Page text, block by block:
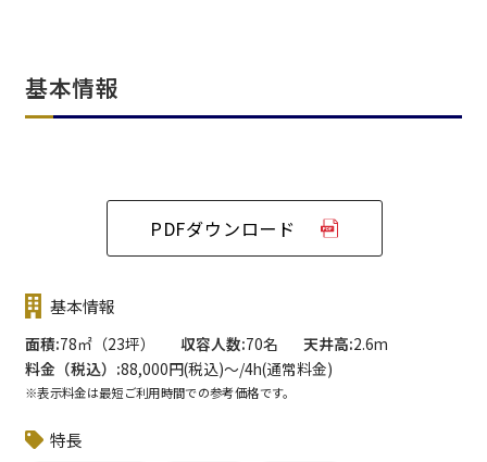
基本情報
PDFダウンロード
基本情報
面積 78㎡（23坪） 収容人数 70名 天井高 2.6m
料金（税込）
88,000円(税込)〜/4h(通常料金)
※表示料金は最短ご利用時間での参考価格です。
特長